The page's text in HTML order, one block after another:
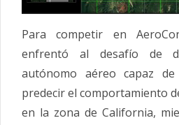
Para competir en
enfrentó al desafío de
autónomo aéreo capaz
predecir el comportamiento
en la zona de California,